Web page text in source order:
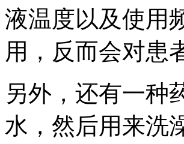
液温度以及使用
用，反而会对患
另外，还有一种
水，然后用来洗